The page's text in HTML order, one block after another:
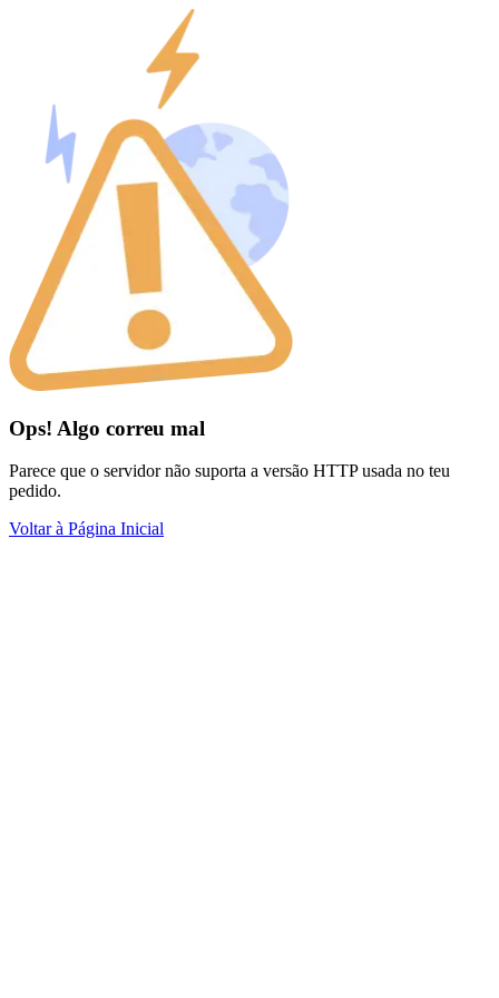
Ops! Algo correu mal
Parece que o servidor não suporta a versão HTTP usada no teu
pedido.
Voltar à Página Inicial